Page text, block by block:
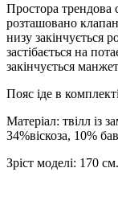
Простора трендова
розташовано
низу закінчується
застібається на
закінчується
Пояс іде в
Матеріал: твілл із
34%віскоза, 10%
Зріст моделі: 170